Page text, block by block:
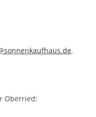
.
Oberried: